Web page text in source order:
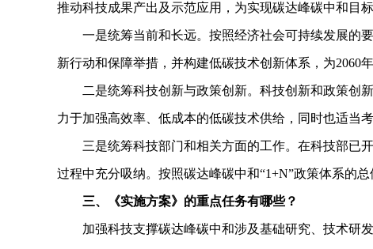
推动科技成果产出及示范应用，为实现碳达峰碳中和目
一是统筹当前和长远。按照经济社会可持续发展的要
新行动和保障举措，并构建低碳技术创新体系，为2060
二是统筹科技创新与政策创新。科技创新和政策创新
力于加强高效率、低成本的低碳技术供给，同时也适当
三是统筹科技部门和相关方面的工作。在科技部已开
过程中充分吸纳。按照碳达峰碳中和“1+N”政策体系的
三、《实施方案》的重点任务有哪些？
加强科技支撑碳达峰碳中和涉及基础研究、技术研发